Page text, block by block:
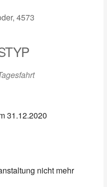
4573
31.12.2020
nicht mehr